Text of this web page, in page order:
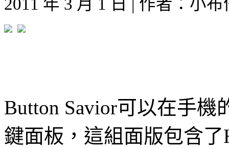
2011 年 3 月 1 日 | 作者：小
Button Savior可以在手
鍵面板，這組面版包含